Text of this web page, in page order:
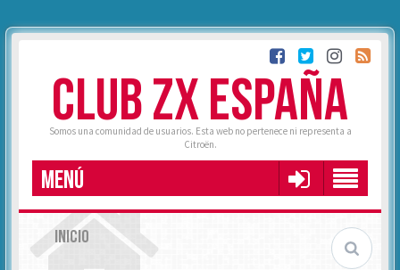
CLUB ZX ESPAÑA
Somos una comunidad de usuarios. Esta web no pertenece ni representa a
Citroën.
MENÚ
INICIO